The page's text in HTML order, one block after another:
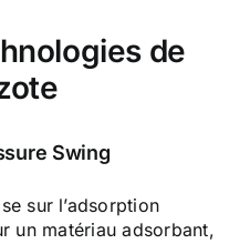
de
Swing
sur l’adsorption
un matériau adsorbant,